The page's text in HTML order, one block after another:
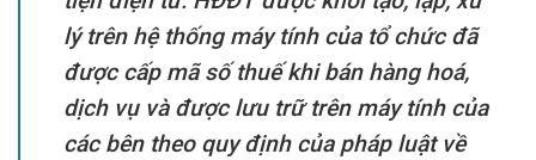
lý trên hệ thống máy tính của tổ chức đã
được cấp mã số thuế khi bán hàng hoá,
dịch vụ và được lưu trữ trên máy tính của
các bên theo quy định của pháp luật về